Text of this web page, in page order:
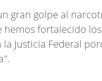
gran golpe al
hemos fortalecido
Justicia Federal